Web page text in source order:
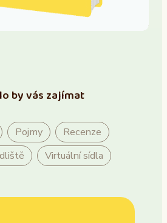
by vás zajímat
Pojmy
Recenze
Virtuální sídla